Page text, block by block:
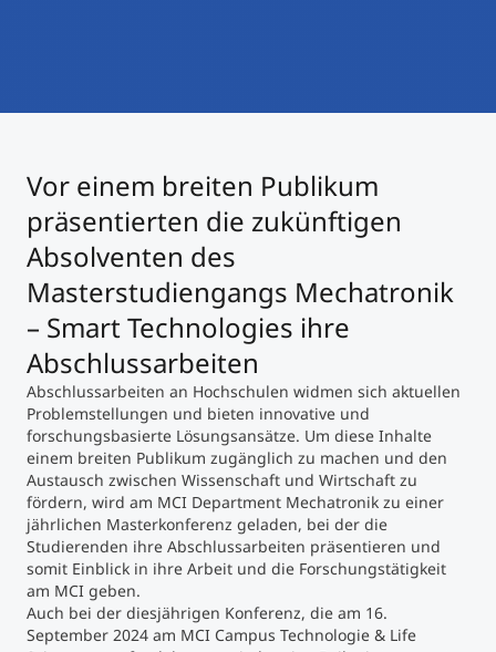
Study Finder Bachelor/Master
Masterclasses
Management-Seminare
Technische Weiterbildung
Maßgeschneiderte Programme
Studienberatung
Executive Education Finder
Vor einem breiten Publikum
präsentierten die zukünftigen
Absolventen des
Masterstudiengangs Mechatronik
– Smart Technologies ihre
Abschlussarbeiten
Abschlussarbeiten an Hochschulen widmen sich aktuellen
Problemstellungen und bieten innovative und
forschungsbasierte Lösungsansätze. Um diese Inhalte
einem breiten Publikum zugänglich zu machen und den
Austausch zwischen Wissenschaft und Wirtschaft zu
fördern, wird am MCI Department Mechatronik zu einer
jährlichen Masterkonferenz geladen, bei der die
Studierenden ihre Abschlussarbeiten präsentieren und
somit Einblick in ihre Arbeit und die Forschungstätigkeit
am MCI geben.
Auch bei der diesjährigen Konferenz, die am 16.
September 2024 am MCI Campus Technologie & Life